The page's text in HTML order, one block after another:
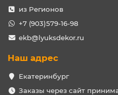
из Регионов
+7 (903)579-16-98
ekb@lyuksdekor.ru
Наш адрес
Екатеринбург
Заказы через сайт